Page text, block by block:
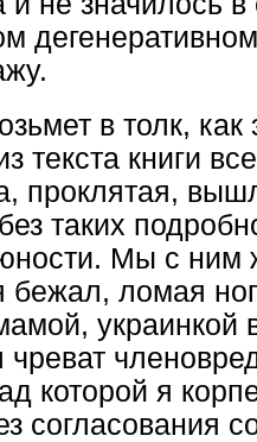
в толк, как
текста книги
проклятая,
таких
Мы с ним
бежал, ломая
чреват
которой я
согласования